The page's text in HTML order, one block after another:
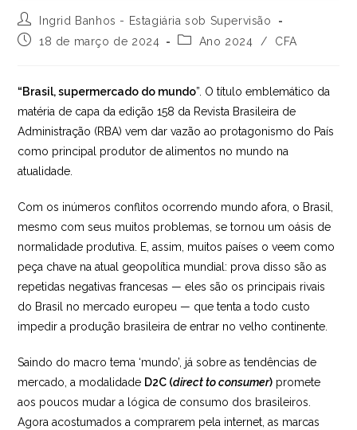
Autor
do
post:
Ingrid Banhos - Estagiária sob Supervisão
Post18 de março de 2024
Categoria
Ano 2024 / CFA
“Brasil, supermercado do mundo”. O título emblemático da
matéria de capa da edição 158 da Revista Brasileira de
Administração (RBA) vem dar vazão ao protagonismo do País
como principal produtor de alimentos no mundo na
atualidade.
Com os inúmeros conflitos ocorrendo mundo afora, o Brasil,
mesmo com seus muitos problemas, se tornou um oásis de
normalidade produtiva. E, assim, muitos países o veem como
peça chave na atual geopolítica mundial: prova disso são as
repetidas negativas francesas — eles são os principais rivais
do Brasil no mercado europeu — que tenta a todo custo
impedir a produção brasileira de entrar no velho continente.
Saindo do macro tema ‘mundo’, já sobre as tendências de
mercado, a modalidade D2C (direct to consumer) promete
aos poucos mudar a lógica de consumo dos brasileiros.
Agora acostumados a comprarem pela internet, as marcas